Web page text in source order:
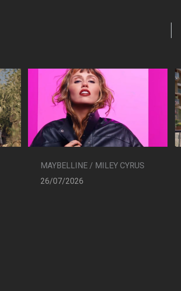
MAYBELLINE / MILEY CYRUS
26/07/2026